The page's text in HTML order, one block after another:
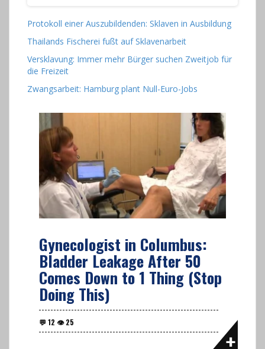
Protokoll einer Auszubildenden: Sklaven in Ausbildung
Thailands Fischerei fußt auf Sklavenarbeit
Versklavung: Immer mehr Bürger suchen Zweitjob für
die Freizeit
Zwangsarbeit: Hamburg plant Null-Euro-Jobs
Gynecologist in Columbus:
Bladder Leakage After 50
Comes Down to 1 Thing (Stop
Doing This)